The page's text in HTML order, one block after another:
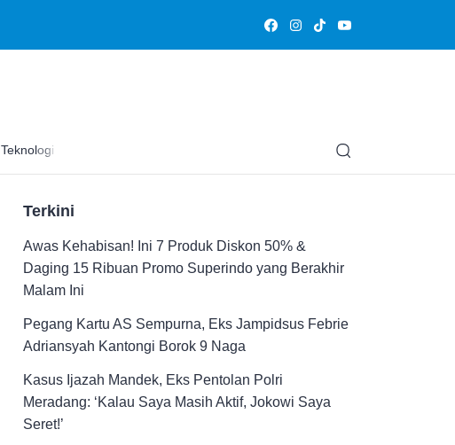
Teknologi Edukasi
Terkini
Awas Kehabisan! Ini 7 Produk Diskon 50% &
Daging 15 Ribuan Promo Superindo yang Berakhir
Malam Ini
Pegang Kartu AS Sempurna, Eks Jampidsus Febrie
Adriansyah Kantongi Borok 9 Naga
Kasus Ijazah Mandek, Eks Pentolan Polri
Meradang: ‘Kalau Saya Masih Aktif, Jokowi Saya
Seret!’